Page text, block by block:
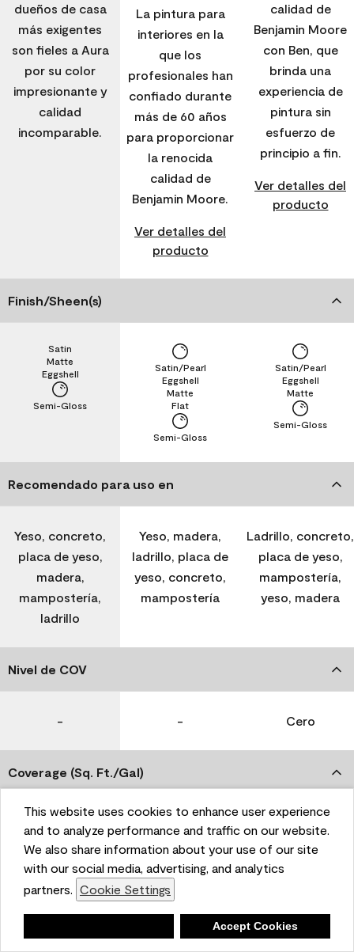
This website uses cookies to enhance user experience
and to analyze performance and traffic on our website.
We also share information about your use of our site
with our social media, advertising, and analytics
partners. Cookie Settings
Accept Cookies
dueños de casa
más exigentes
son fieles a Aura
por su color
impresionante y
calidad
incomparable.
La pintura para
interiores en la
que los
profesionales han
confiado durante
más de 60 años
para proporcionar
la renocida
calidad de
Benjamin Moore.
Ver detalles del
producto
calidad de
Benjamin Moore
con Ben, que
brinda una
experiencia de
pintura sin
esfuerzo de
principio a fin.
Ver detalles del
producto
Finish/Sheen(s)
Semi-Gloss
Eggshell
Matte
Satin
Semi-Gloss
Flat
Matte
Eggshell
Satin/Pearl
Semi-Gloss
Matte
Eggshell
Satin/Pearl
Recomendado para uso en
Yeso, concreto,
placa de yeso,
madera,
mampostería,
ladrillo
Yeso, madera,
ladrillo, placa de
yeso, concreto,
mampostería
Ladrillo, concreto,
placa de yeso,
mampostería,
yeso, madera
Nivel de COV
- - Cero
Coverage (Sq. Ft./Gal)
350-400 400-450 400-450
Tiempo de secado
1 hora